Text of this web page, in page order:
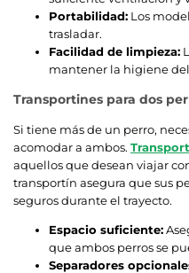
Portabilidad: Los
trasladar.
Facilidad de limpieza:
mantener la higiene
Transportines para dos
Si tiene más de un perro,
acomodar a ambos.
aquellos que desean viajar
transportín asegura que sus
seguros durante el trayecto.
Espacio suficiente:
que ambos perros se
Separadores